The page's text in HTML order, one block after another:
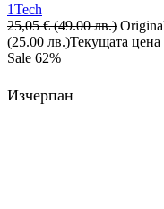
1Tech
25,05€ (49.00 лв.)
(25.00 лв.)Текущата цена
Sale 62%
Изчерпан